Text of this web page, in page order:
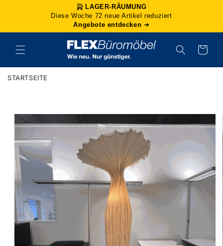
LAGER-RÄUMUNG
Diese Woche 72 neue Artikel reduziert
Angebote entdecken ➜
Warenkorb
STARTSEITE